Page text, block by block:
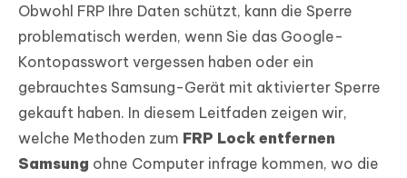
Obwohl FRP Ihre Daten schützt, kann die Sperre
problematisch werden, wenn Sie das Google-
Kontopasswort vergessen haben oder ein
gebrauchtes Samsung-Gerät mit aktivierter Sperre
gekauft haben. In diesem Leitfaden zeigen wir,
welche Methoden zum FRP Lock entfernen
Samsung ohne Computer infrage kommen, wo die